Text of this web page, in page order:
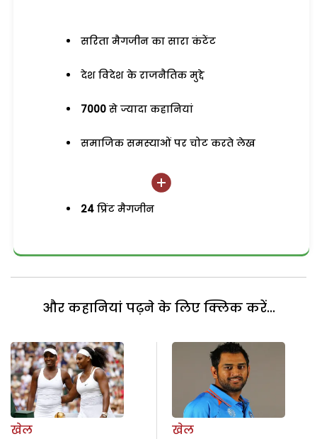
सरिता मैगजीन का सारा कंटेंट
देश विदेश के राजनैतिक मुद्दे
7000 से ज्यादा कहानियां
समाजिक समस्याओं पर चोट करते लेख
24 प्रिंट मैगजीन
और कहानियां पढ़ने के लिए क्लिक करें...
खेल
खेल